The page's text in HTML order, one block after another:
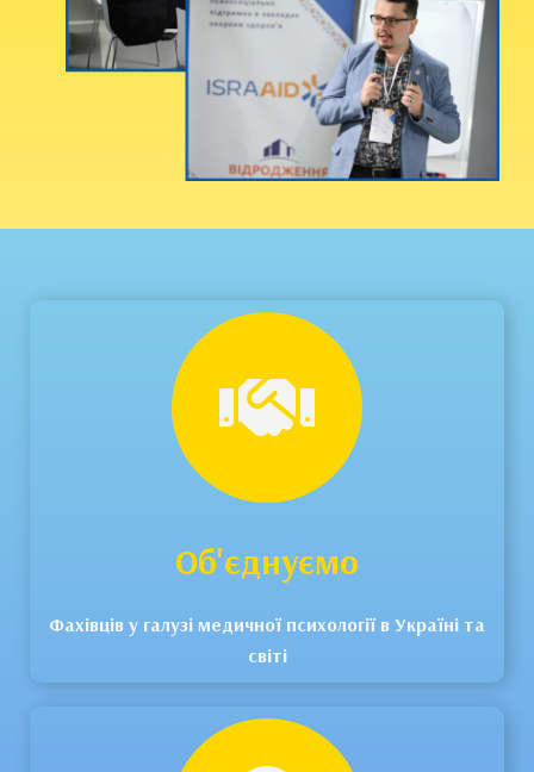
Об'єднуємо
Фахівців у галузі медичної психології в Україні та
світі